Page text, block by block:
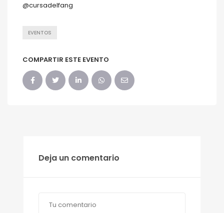
@cursadelfang
EVENTOS
COMPARTIR ESTE EVENTO
Deja un comentario